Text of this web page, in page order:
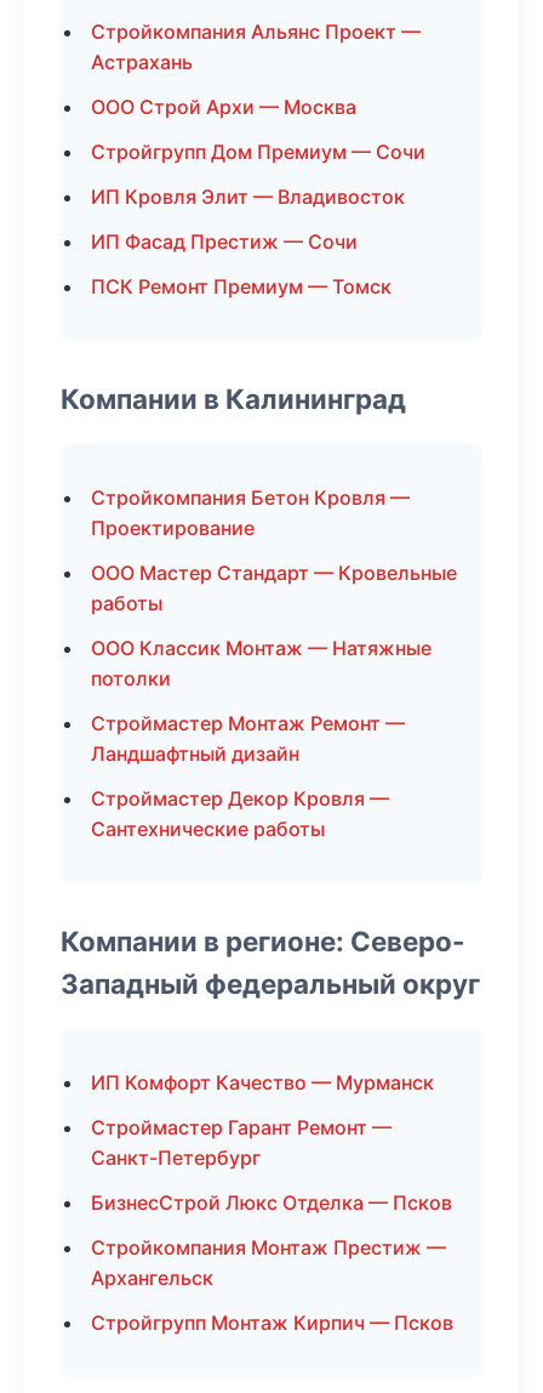
Стройкомпания Альянс Проект —
Астрахань
ООО Строй Архи — Москва
Стройгрупп Дом Премиум — Сочи
ИП Кровля Элит — Владивосток
ИП Фасад Престиж — Сочи
ПСК Ремонт Премиум — Томск
Компании в Калининград
Стройкомпания Бетон Кровля —
Проектирование
ООО Мастер Стандарт — Кровельные
работы
ООО Классик Монтаж — Натяжные
потолки
Строймастер Монтаж Ремонт —
Ландшафтный дизайн
Строймастер Декор Кровля —
Сантехнические работы
Компании в регионе: Северо-
Западный федеральный округ
ИП Комфорт Качество — Мурманск
Строймастер Гарант Ремонт —
Санкт-Петербург
БизнесСтрой Люкс Отделка — Псков
Стройкомпания Монтаж Престиж —
Архангельск
Стройгрупп Монтаж Кирпич — Псков